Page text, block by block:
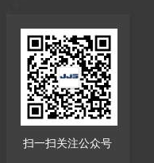
扫一扫关注公众号